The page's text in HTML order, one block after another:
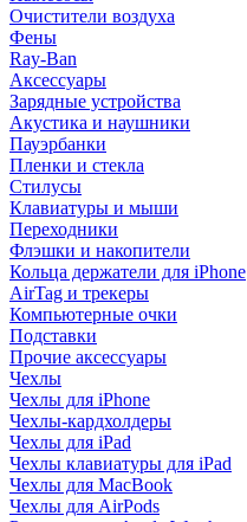
Очистители воздуха
Фены
Ray-Ban
Аксессуары
Зарядные устройства
Акустика и наушники
Пауэрбанки
Пленки и стекла
Стилусы
Клавиатуры и мыши
Переходники
Флэшки и накопители
Кольца держатели для iPhone
AirTag и трекеры
Компьютерные очки
Подставки
Прочие аксессуары
Чехлы
Чехлы для iPhone
Чехлы-кардхолдеры
Чехлы для iPad
Чехлы клавиатуры для iPad
Чехлы для MacBook
Чехлы для AirPods